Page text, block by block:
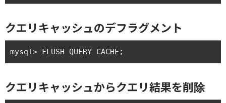
クエリキャッシュのデフラグメント
クエリキャッシュからクエリ結果を削除